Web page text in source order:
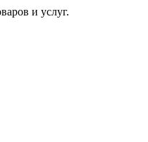
и услуг.